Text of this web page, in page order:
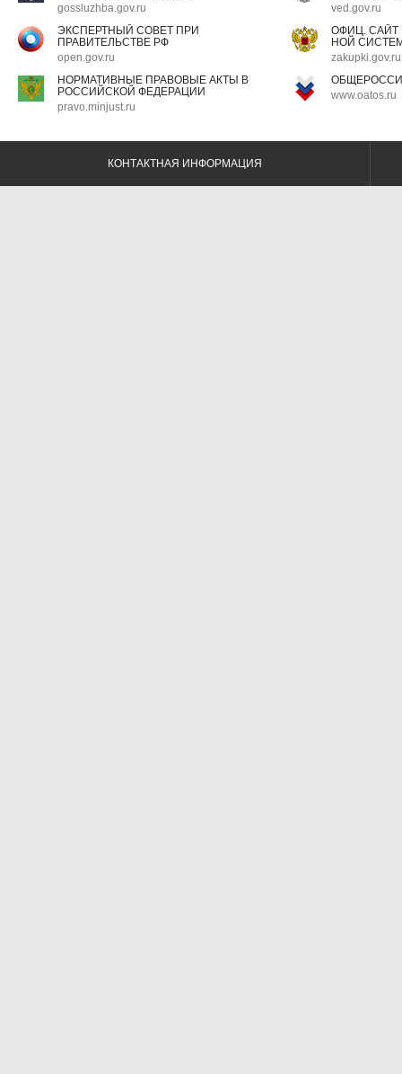
gossluzhba.gov.ru
ved.gov.ru
ЭКСПЕРТНЫЙ СОВЕТ ПРИ
ПРАВИТЕЛЬСТВЕ РФ
open.gov.ru
ОФИЦ.
НОЙ
zakupki.gov.ru
НОРМАТИВНЫЕ ПРАВОВЫЕ АКТЫ В
РОССИЙСКОЙ ФЕДЕРАЦИИ
pravo.minjust.ru
www.oatos.ru
КОНТАКТНАЯ ИНФОРМАЦИЯ